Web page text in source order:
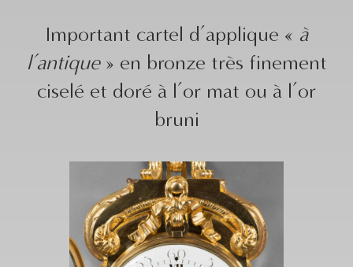
Important cartel d’applique « à
l’antique » en bronze très finement
ciselé et doré à l’or mat ou à l’or
bruni